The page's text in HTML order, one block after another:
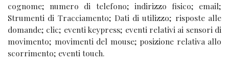
cognome; numero di telefono; indirizzo fisico; email;
Strumenti di Tracciamento; Dati di utilizzo; risposte alle
domande; clic; eventi keypress; eventi relativi ai sensori di
movimento; movimenti del mouse; posizione relativa allo
scorrimento; eventi touch.